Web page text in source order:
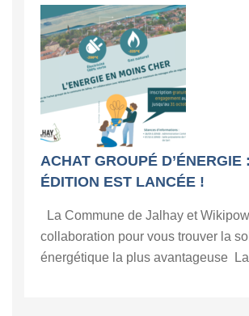
ACHAT GROUPÉ D’ÉNERGIE
ÉDITION EST LANCÉE !
La Commune de Jalhay et
collaboration pour vous trouver la
énergétique la plus avantageuse